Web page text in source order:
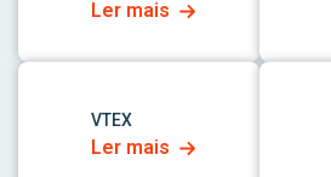
Ler mais
VTEX
Ler mais
link